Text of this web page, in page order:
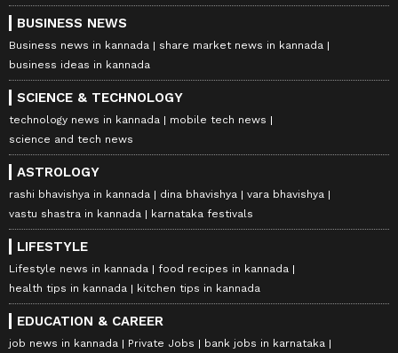
BUSINESS NEWS
Business news in kannada
share market news in kannada
business ideas in kannada
SCIENCE & TECHNOLOGY
technology news in kannada
mobile tech news
science and tech news
ASTROLOGY
rashi bhavishya in kannada dina bhavishya
vara bhavishya
vastu shastra in kannada
karnataka festivals
LIFESTYLE
Lifestyle news in kannada
food recipes in kannada
health tips in kannada
kitchen tips in kannada
EDUCATION & CAREER
job news in kannada Private Jobs
bank jobs in karnataka